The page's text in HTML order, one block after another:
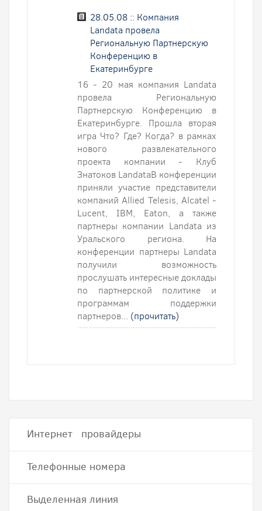
28.05.08 :: Компания
Landata провела
Региональную Партнерскую
Конференцию в
Екатеринбурге
16 - 20 мая компания Landata
провела Региональную
Партнерскую Конференцию в
Екатеринбурге. Прошла вторая
игра Что? Где? Когда? в рамках
нового развлекательного
проекта компании - Клуб
Знатоков LandataВ конференции
приняли участие представители
компаний Allied Telesis, Alcatel -
Lucent, IBM, Eaton, а также
партнеры компании Landata из
Уральского региона. На
конференции партнеры Landata
получили возможность
прослушать интересные доклады
по партнерской политике и
программам поддержки
партнеров... (прочитать)
Интернет провайдеры
Телефонные номера
Выделенная линия